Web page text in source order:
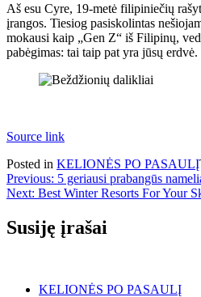
Aš esu Cyre, 19-metė filipiniečių
įrangos. Tiesiog pasiskolintas
mokausi kaip „Gen Z“ iš Filipinų,
pabėgimas: tai taip pat yra jūsų erdvė.
Source link
Posted in KELIONĖS PO PASAULĮ
Navigacija
tarp
įrašų
Previous: 5 geriausi prabangūs
Next: Best Winter Resorts For Your
Susiję įrašai
KELIONĖS PO PASAULĮ